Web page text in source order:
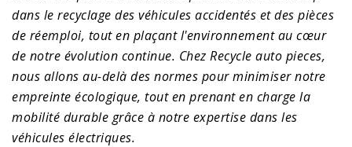
dans le recyclage des véhicules accidentés et des pièces
de réemploi, tout en plaçant l'environnement au cœur
de notre évolution continue. Chez Recycle auto pieces,
nous allons au-delà des normes pour minimiser notre
empreinte écologique, tout en prenant en charge la
mobilité durable grâce à notre expertise dans les
véhicules électriques.